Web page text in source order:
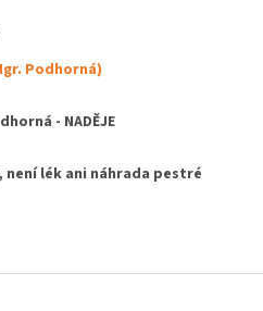
Podhorná)
- NADĚJE
není lék ani náhrada pestré